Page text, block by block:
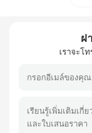
หนังสะท้อนแสงสูง
แว่นป้องกันแสงสว่าง
ฝ
เราจะโ